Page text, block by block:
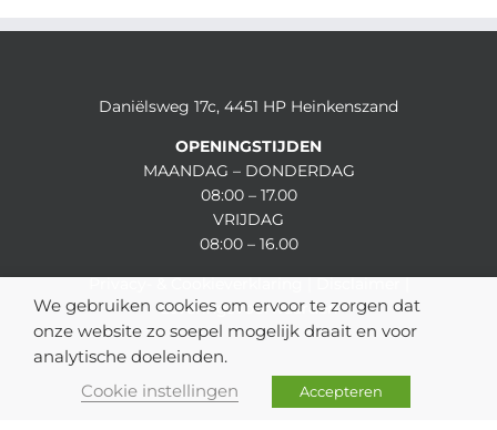
Daniëlsweg 17c, 4451 HP Heinkenszand
OPENINGSTIJDEN
MAANDAG – DONDERDAG
08:00 – 17.00
VRIJDAG
08:00 – 16.00
Leveringsvoorwaarden
We gebruiken cookies om ervoor te zorgen dat
onze website zo soepel mogelijk draait en voor
analytische doeleinden.
Cookie instellingen
Accepteren